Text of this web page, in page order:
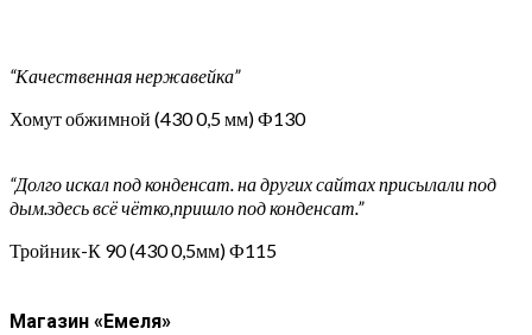
“Качественная нержавейка”
Хомут обжимной (430 0,5 мм) Ф130
“Долго искал под конденсат. на других сайтах присылали под
дым.здесь всё чётко,пришло под конденсат.”
Тройник-К 90 (430 0,5мм) Ф115
Магазин «Емеля»